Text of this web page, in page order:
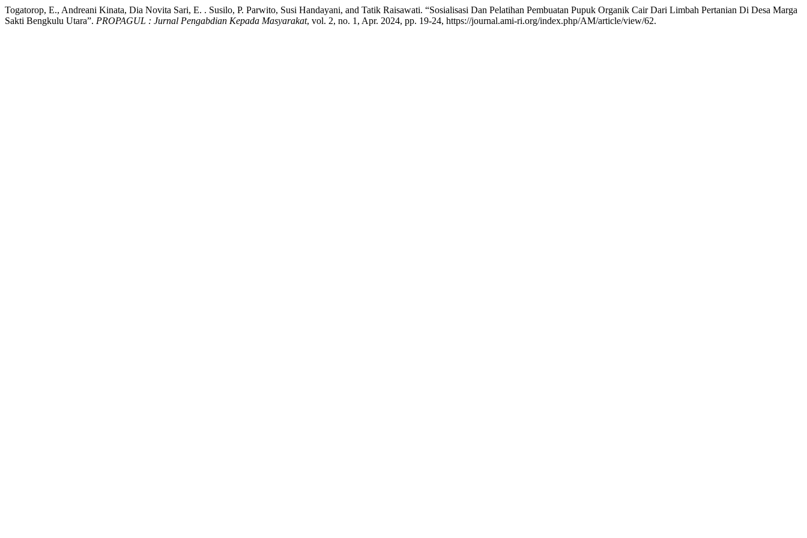
Togatorop, E., Andreani Kinata, Dia Novita Sari, E. . Susilo, P. Parwito, Susi Handayani, and Tatik Raisawati. “Sosialisasi Dan Pelatihan Pembuatan Pupuk Organik Cair Dari Limbah Pertanian Di Desa Marga
Sakti Bengkulu Utara”. PROPAGUL : Jurnal Pengabdian Kepada Masyarakat, vol. 2, no. 1, Apr. 2024, pp. 19-24, https://journal.ami-ri.org/index.php/AM/article/view/62.